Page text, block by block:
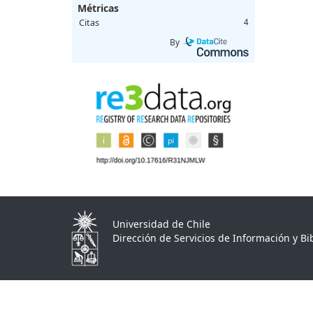
Métricas
Citas 4
By
Universidad de Chile
Dirección de Servicios de Información y